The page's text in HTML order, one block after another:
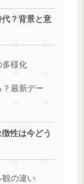
？背景と意
多様化
最新デー
性は今どう
観の違い